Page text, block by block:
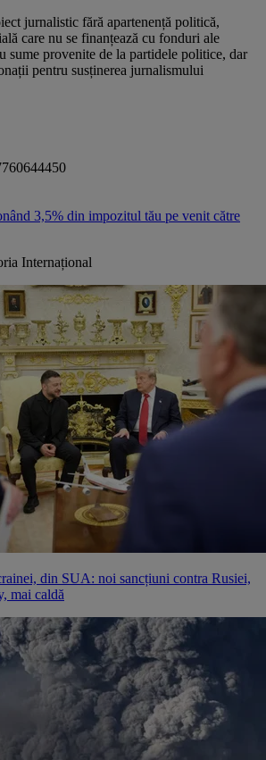
jurnalistic fără apartenență politică,
care nu se finanțează cu fonduri ale
sume provenite de la partidele politice, dar
pentru susținerea jurnalismului
3,5% din impozitul tău pe venit către
Internațional
din SUA: noi sancțiuni contra Rusiei,
mai caldă